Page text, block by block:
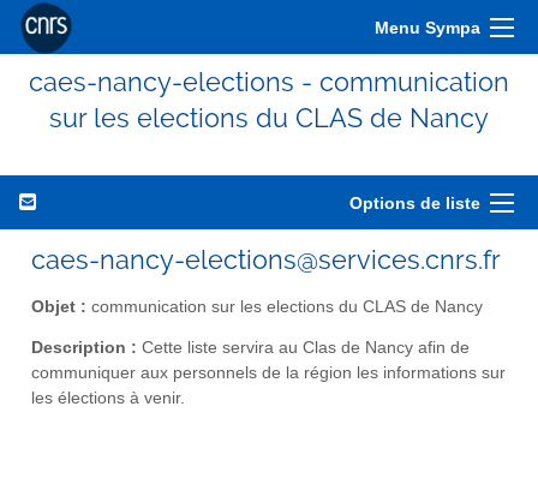
Menu Sympa
caes-nancy-elections - communication
sur les elections du CLAS de Nancy
Options de liste
caes-nancy-elections@services.cnrs.fr
Objet : communication sur les elections du CLAS de Nancy
Description : Cette liste servira au Clas de Nancy afin de
communiquer aux personnels de la région les informations sur
les élections à venir.